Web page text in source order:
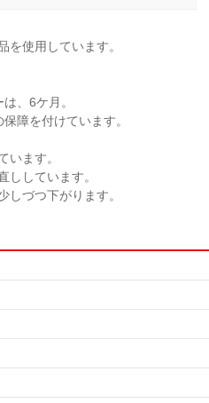
を使用しています。
、6ケ月。
障を付けています。
います。
ししています。
しづつ下がります。